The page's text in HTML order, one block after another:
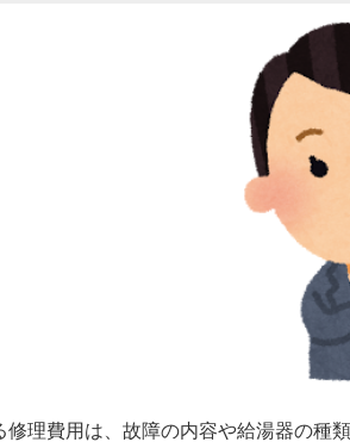
理費用は、故障の内容や給湯器の種